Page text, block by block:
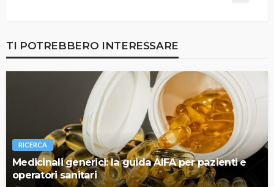
TI POTREBBERO INTERESSARE
RICERCA
Medicinali generici: la guida AIFA per pazienti e
operatori sanitari